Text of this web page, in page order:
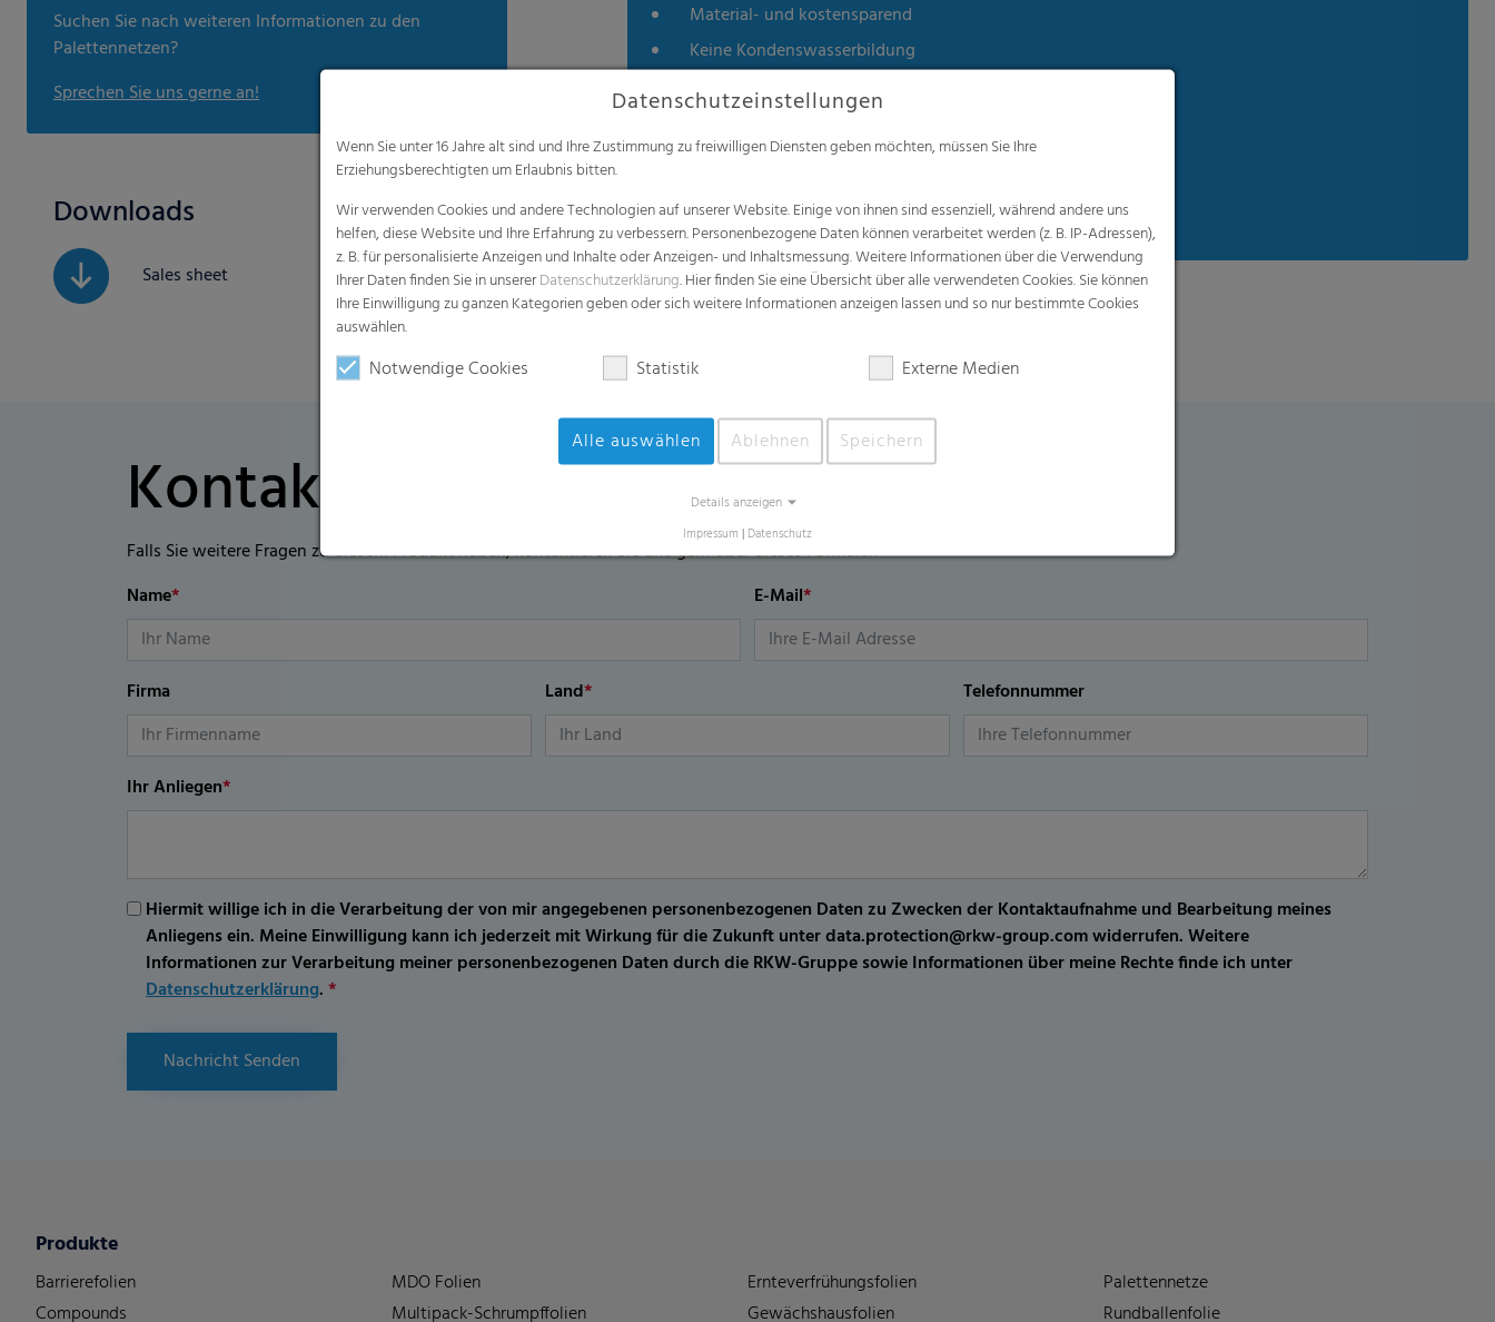
Suchen Sie nach weiteren Informationen zu den
Palettennetzen?
Sprechen Sie uns gerne an!
Downloads
Sales sheet
Material- und kostensparend
Keine Kondenswasserbildung
Schnelle Kühlung und Frostung
Gleichmäßige Qualität mit Reißkraft bis 750 N
Kontaktformular
Falls Sie weitere Fragen zu diesem Produkt haben, kontaktieren Sie uns gern über dieses Formular.
Name* E-Mail*
Firma Land* Telefonnummer
Ihr Anliegen*
Hiermit willige ich in die Verarbeitung der von mir angegebenen personenbezogenen Daten zu Zwecken der Kontaktaufnahme und Bearbeitung meines
Anliegens ein. Meine Einwilligung kann ich jederzeit mit Wirkung für die Zukunft unter data.protection@rkw-group.com widerrufen. Weitere
Informationen zur Verarbeitung meiner personenbezogenen Daten durch die RKW-Gruppe sowie Informationen über meine Rechte finde ich unter
Datenschutzerklärung.*
Nachricht Senden
Datenschutzeinstellungen
Wenn Sie unter 16 Jahre alt sind und Ihre Zustimmung zu freiwilligen Diensten geben möchten, müssen Sie Ihre
Erziehungsberechtigten um Erlaubnis bitten.
Wir verwenden Cookies und andere Technologien auf unserer Website. Einige von ihnen sind essenziell, während andere uns
helfen, diese Website und Ihre Erfahrung zu verbessern. Personenbezogene Daten können verarbeitet werden (z. B. IP-Adressen),
z. B. für personalisierte Anzeigen und Inhalte oder Anzeigen- und Inhaltsmessung. Weitere Informationen über die Verwendung
Ihrer Daten finden Sie in unsererDatenschutzerklärung. Hier finden Sie eine Übersicht über alle verwendeten Cookies. Sie können
Ihre Einwilligung zu ganzen Kategorien geben oder sich weitere Informationen anzeigen lassen und so nur bestimmte Cookies
auswählen.
Notwendige Cookies Statistik Externe Medien
Alle auswählen Ablehnen Speichern
Details anzeigen
Impressum | Datenschutz
Produkte
Barrierefolien
Compounds
MDO Folien
Multipack-Schrumpffolien
Ernteverfrühungsfolien
Gewächshausfolien
Palettennetze
Rundballenfolie